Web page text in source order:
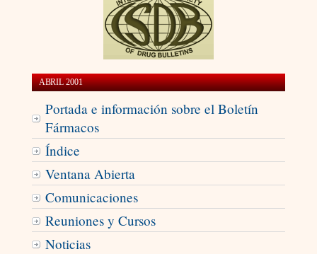
ABRIL 2001
Portada e información sobre el Boletín
Fármacos
Índice
Ventana Abierta
Comunicaciones
Reuniones y Cursos
Noticias